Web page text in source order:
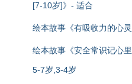
[7-10岁]》- 适合
绘本故事《有吸收力的心
绘本故事《安全常识记心
5-7岁,3-4岁